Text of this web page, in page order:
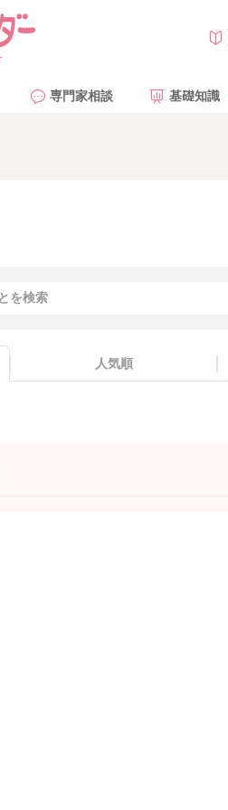
専門家相談 基礎知識
人気順